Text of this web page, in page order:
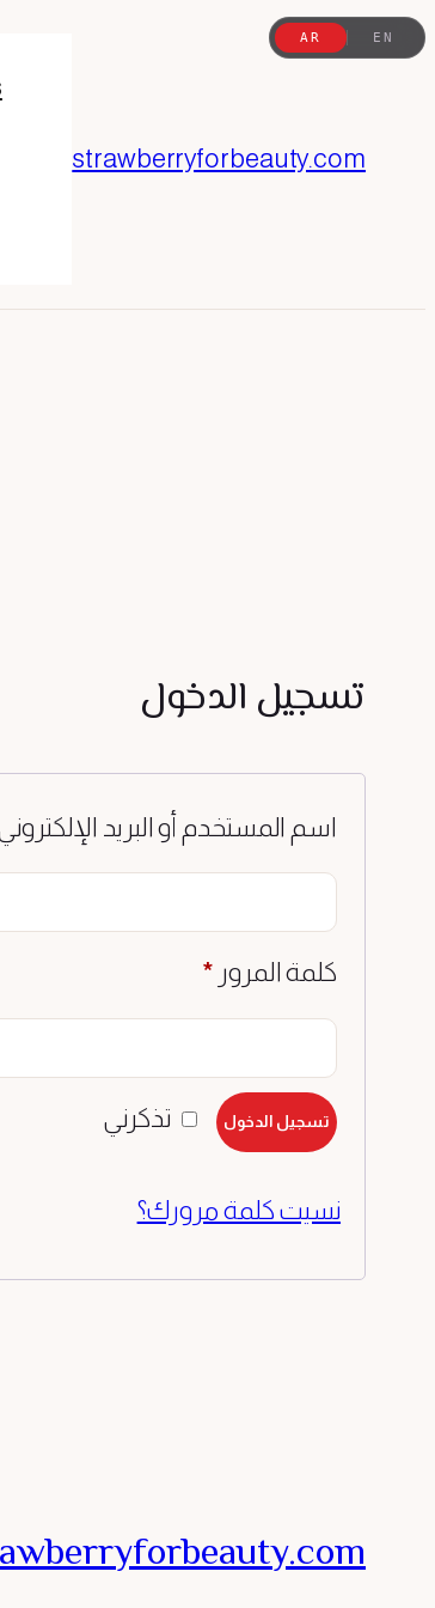
AR EN
تخطى
إلى
strawberryforbeauty.com
تسجيل الدخول
اسم المستخدم أو البريد
كلمة المرور *مطلوبة
تذكرني تسجيل الدخول
نسيت كلمة مرورك؟